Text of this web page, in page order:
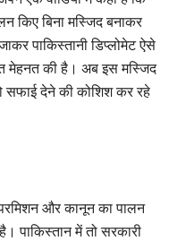
किए बिना मस्जिद बनाकर
पाकिस्तानी डिप्लोमेट ऐसे
मेहनत की है। अब इस मस्जिद
सफाई देने की कोशिश कर रहे
परमिशन और कानून का पालन
पाकिस्तान में तो सरकारी